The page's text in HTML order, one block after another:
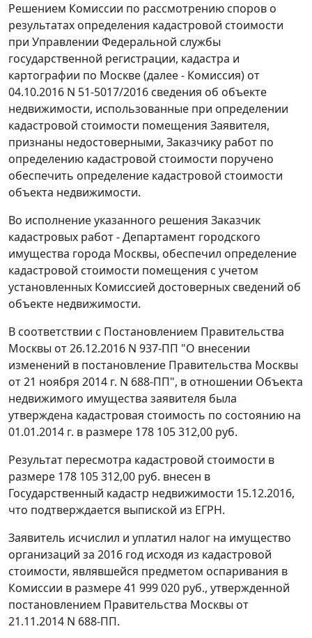
Решением Комиссии по рассмотрению споров о
результатах определения кадастровой стоимости
при Управлении Федеральной службы
государственной регистрации, кадастра и
картографии по Москве (далее - Комиссия) от
04.10.2016 N 51-5017/2016 сведения об объекте
недвижимости, использованные при определении
кадастровой стоимости помещения Заявителя,
признаны недостоверными, Заказчику работ по
определению кадастровой стоимости поручено
обеспечить определение кадастровой стоимости
объекта недвижимости.
Во исполнение указанного решения Заказчик
кадастровых работ - Департамент городского
имущества города Москвы, обеспечил определение
кадастровой стоимости помещения с учетом
установленных Комиссией достоверных сведений об
объекте недвижимости.
В соответствии с Постановлением Правительства
Москвы от 26.12.2016 N 937-ПП "О внесении
изменений в постановление Правительства Москвы
от 21 ноября 2014 г. N 688-ПП", в отношении Объекта
недвижимого имущества заявителя была
утверждена кадастровая стоимость по состоянию на
01.01.2014 г. в размере 178 105 312,00 руб.
Результат пересмотра кадастровой стоимости в
размере 178 105 312,00 руб. внесен в
Государственный кадастр недвижимости 15.12.2016,
что подтверждается выпиской из ЕГРН.
Заявитель исчислил и уплатил налог на имущество
организаций за 2016 год исходя из кадастровой
стоимости, являвшейся предметом оспаривания в
Комиссии в размере 41 999 020 руб., утвержденной
постановлением Правительства Москвы от
21.11.2014 N 688-ПП.